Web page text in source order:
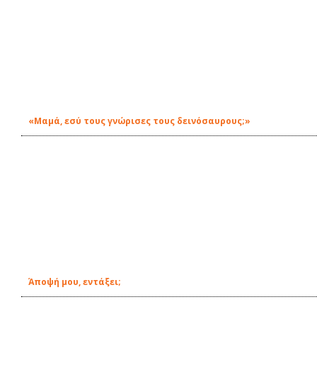
«Μαμά, εσύ τους γνώρισες τους δεινόσαυρους;»
Άποψή μου, εντάξει;